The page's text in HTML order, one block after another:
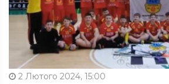
2 Лютого 2024, 15:00